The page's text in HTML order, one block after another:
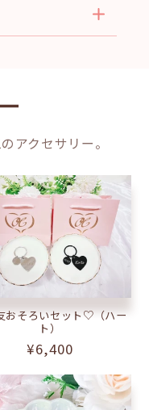
アクセサリー。
おそろいセット♡（ハー
ト）
通
価
¥6,400